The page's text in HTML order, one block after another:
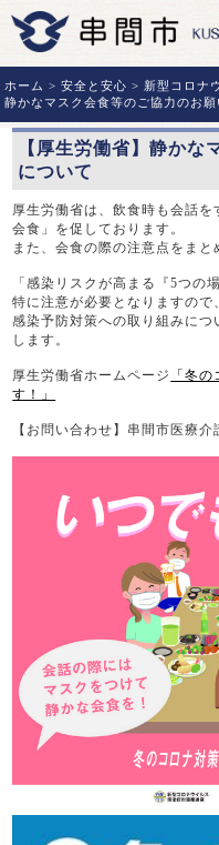
ホーム >安全と安心 > 新型コロナ
静かなマスク会食等のご協力のお願
【厚生労働省】静かな
について
厚生労働省は、飲食時も会話
会食」を促しております。
また、会食の際の注意点をまと
「感染リスクが高まる『5つの
特に注意が必要となりますので
感染予防対策への取り組みに
します。
厚生労働省ホームページ
「冬
す！」
【お問い合わせ】串間市医療